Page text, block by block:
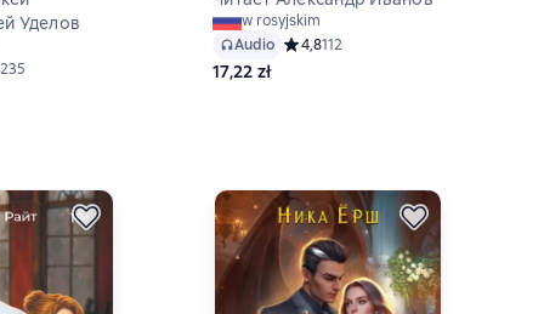
Уделов
рейтинг 4,8 на основе 235 оценок
235
w rosyjskim
Audio Средний рейтинг 4,8 на основе 112
4,8112
17,22 zł